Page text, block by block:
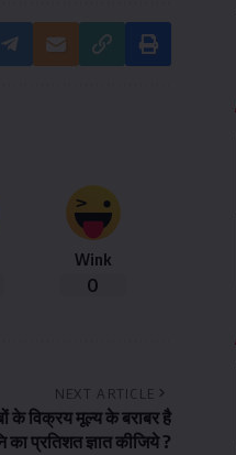
Wink
0
NEXT ARTICLE
के विक्रय मूल्य के बराबर है
का प्रतिशत ज्ञात कीजिये ?